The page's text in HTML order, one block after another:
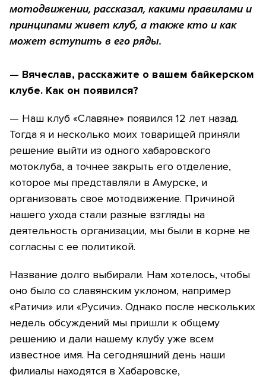
мотодвижении, рассказал, какими правилами и
принципами живет клуб, а также кто и как
может вступить в его ряды.
— Вячеслав, расскажите о вашем байкерском
клубе. Как он появился?
— Наш клуб «Славяне» появился 12 лет назад.
Тогда я и несколько моих товарищей приняли
решение выйти из одного хабаровского
мотоклуба, а точнее закрыть его отделение,
которое мы представляли в Амурске, и
организовать свое мотодвижение. Причиной
нашего ухода стали разные взгляды на
деятельность организации, мы были в корне не
согласны с ее политикой.
Название долго выбирали. Нам хотелось, чтобы
оно было со славянским уклоном, например
«Ратичи» или «Русичи». Однако после нескольких
недель обсуждений мы пришли к общему
решению и дали нашему клубу уже всем
известное имя. На сегодняшний день наши
филиалы находятся в Хабаровске,